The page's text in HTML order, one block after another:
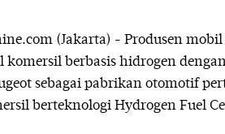
(Jakarta) - Produsen mobil
komersil berbasis hidrogen
sebagai pabrikan otomotif
berteknologi Hydrogen Fuel